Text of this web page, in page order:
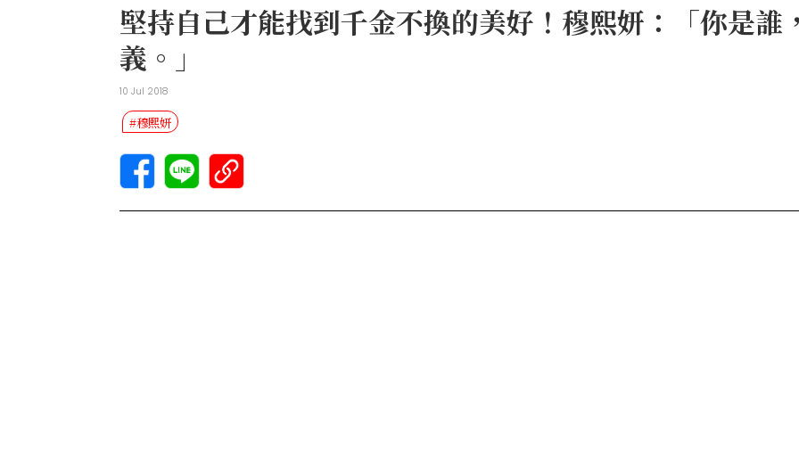
堅持自己才能找到千金不換的美好！穆熙妍：「你是誰
義。」
10 Jul 2018
#穆熙妍